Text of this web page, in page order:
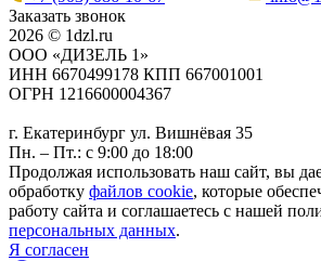
Заказать звонок
2026 © 1dzl.ru
ООО «ДИЗЕЛЬ 1»
ИНН 6670499178 КПП 667001001
ОГРН 1216600004367
г. Екатеринбург ул. Вишнёвая 35
Пн. – Пт.: с 9:00 до 18:00
Продолжая использовать наш сайт, вы
обработку файлов cookie, которые
работу сайта и соглашаетесь с нашей
персональных данных.
Я согласен